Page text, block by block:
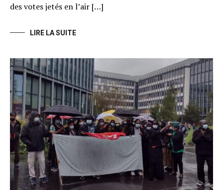
des votes jetés en l’air […]
LIRE LA SUITE